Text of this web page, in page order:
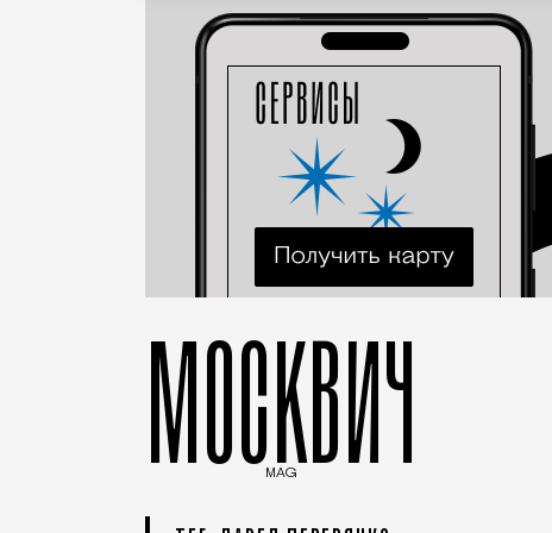
МОСКВИЧ
MAG